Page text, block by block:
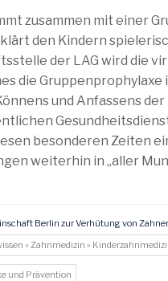
zusammen mit einer
den Kindern
der LAG wird die
die
und Anfassens
besonderen Zeiten
weiterhin in „aller
Berlin zur Verhütung von
» Zahnmedizin »
und Prävention